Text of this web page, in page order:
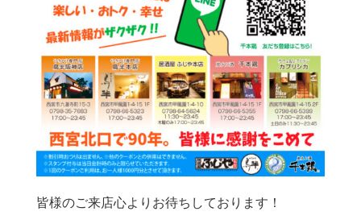
皆様のご来店心よりお待ちしております！